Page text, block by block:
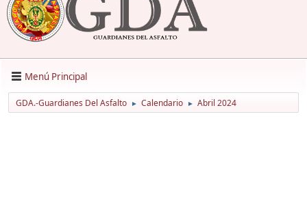
Menú Principal
GDA.-Guardianes Del Asfalto ► Calendario ► Abril 2024